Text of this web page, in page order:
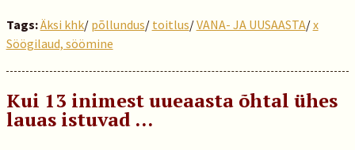
Tags:Äksi khk/ põllundus/ toitlus/VANA- JA UUSAASTA/x
Söögilaud, söömine
Kui 13 inimest uueaasta õhtal ühes
lauas istuvad …